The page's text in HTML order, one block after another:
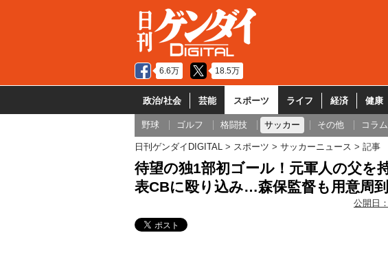
6.6万 18.5万
政治/社会 芸能 スポーツ ライフ 経済 健康
野球 ゴルフ 格闘技 サッカー その他 コラム
日刊ゲンダイDIGITAL スポーツ サッカーニュース 記事
待望の独1部初ゴール！元軍人の父を
表CBに殴り込み…森保監督も用意周
公開日：